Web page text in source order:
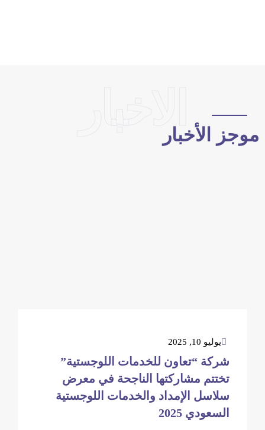
الأخبار
يوليو 10, 2025
شركة “تعاون للخدمات اللوجستية”
تختتم مشاركتها الناجحة في معرض
سلاسل الإمداد والخدمات اللوجستية
السعودي 2025